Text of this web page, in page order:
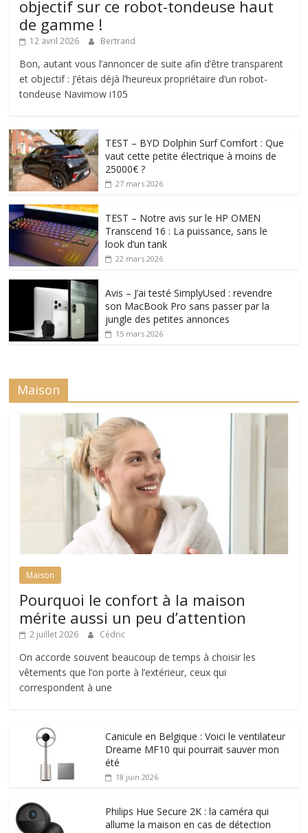
objectif sur ce robot-tondeuse haut
de gamme !
12 avril 2026 Bertrand
Bon, autant vous l’annoncer de suite afin d’être transparent
et objectif : J’étais déjà l’heureux propriétaire d’un robot-
tondeuse Navimow i105
TEST – BYD Dolphin Surf Comfort : Que
vaut cette petite électrique à moins de
25000€ ?
27 mars 2026
TEST – Notre avis sur le HP OMEN
Transcend 16 : La puissance, sans le
look d’un tank
22 mars 2026
Avis – J’ai testé SimplyUsed : revendre
son MacBook Pro sans passer par la
jungle des petites annonces
15 mars 2026
Maison
Maison
Pourquoi le confort à la maison
mérite aussi un peu d’attention
2 juillet 2026 Cédric
On accorde souvent beaucoup de temps à choisir les
vêtements que l’on porte à l’extérieur, ceux qui
correspondent à une
Canicule en Belgique : Voici le ventilateur
Dreame MF10 qui pourrait sauver mon
été
18 juin 2026
Philips Hue Secure 2K : la caméra qui
allume la maison en cas de détection